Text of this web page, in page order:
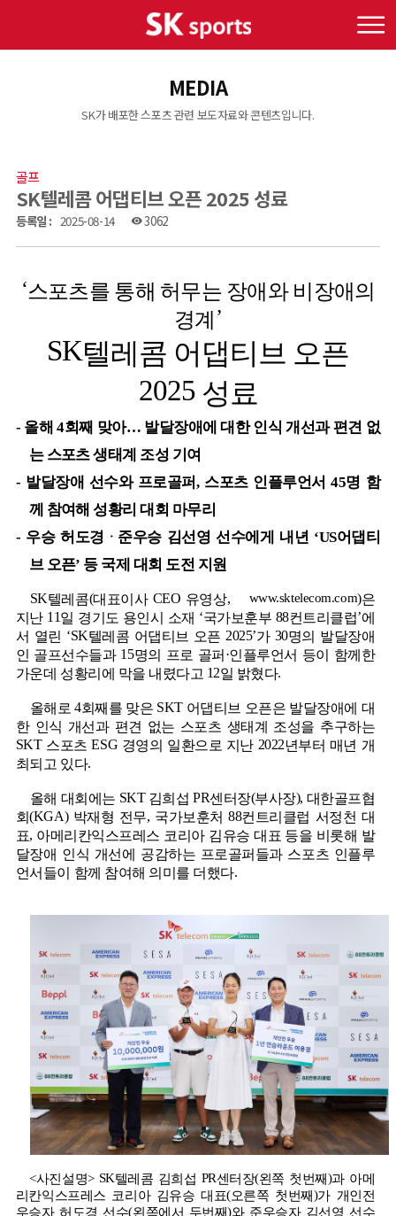
MEDIA
SK가 배포한 스포츠 관련 보도자료와 콘텐츠입니다.
골프
SK텔레콤 어댑티브 오픈 2025 성료
등록일 : 2025-08-14 visibility 3062
‘스포츠를 통해 허무는 장애와 비장애의
경계 ’
SK텔레콤 어댑티브 오픈
2025 성료
- 올해4회째 맞아… 발달장애에 대한 인식 개선과 편견 없
는 스포츠 생태계 조성 기여
- 발달장애 선수와 프로골퍼, 스포츠 인플루언서 45명 함
께 참여해 성황리 대회 마무리
- 우승 허도경ᆞ준우승 김선영 선수에게 내년 ‘US어댑티
브 오픈’ 등 국제 대회 도전 지원
SK텔레콤(대표이사 CEO 유영상, www.sktelecom.com)은
지난 11일 경기도 용인시 소재 ‘국가보훈부 88컨트리클럽’에
서 열린 ‘SK텔레콤 어댑티브 오픈2025’가 30명의 발달장애
인 골프선수들과 15명의 프로 골퍼 ·인플루언서 등이 함께한
가운데 성황리에 막을 내렸다고 12일 밝혔다.
올해로4회째를 맞은 SKT 어댑티브 오픈은 발달장애에 대
한 인식 개선과 편견 없는 스포츠 생태계 조성을 추구하는
SKT 스포츠ESG 경영의 일환으로 지난 2022년부터 매년 개
최되고 있다.
올해 대회에는 SKT 김희섭PR센터장(부사장), 대한골프협
회(KGA) 박재형 전무, 국가보훈처88컨트리클럽 서정천 대
표, 아메리칸익스프레스 코리아 김유승 대표 등을 비롯해 발
달장애 인식 개선에 공감하는 프로골퍼들과 스포츠 인플루
언서들이 함께 참여해 의미를 더했다.
<사진설명> SK텔레콤 김희섭 PR센터장(왼쪽 첫번째)과 아메
리칸익스프레스 코리아 김유승 대표(오른쪽 첫번째)가 개인전
우승자 허도경 선수(왼쪽에서 두번째)와 준우승자 김선영 선수